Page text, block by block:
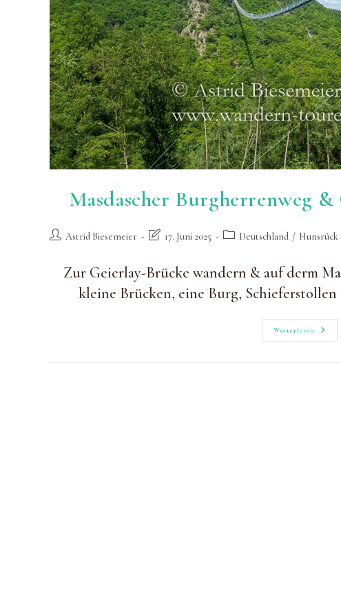
Masdascher Burgherrenweg
Beitrags-Astrid Biesemeier
Beitrag
geändert
am:
17. Juni 2025
Beitrags-Deutschland / Hunsrück
Zur Geierlay-Brücke wandern & auf derm
kleine Brücken, eine Burg,
Weiterlesen